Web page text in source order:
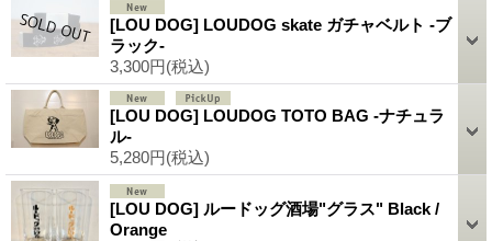
[LOU DOG] LOUDOG skate ガチャベルト -ブ
ラック-
3,300円(税込)
[LOU DOG] LOUDOG TOTO BAG -ナチュラ
ル-
5,280円(税込)
[LOU DOG] ルードッグ酒場"グラス" Black /
Orange